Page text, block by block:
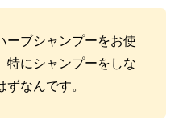
ーブシャンプーをお使
特にシャンプーをしな
なんです。